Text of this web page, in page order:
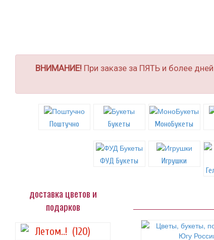
ВНИМАНИЕ! При заказе за ПЯТЬ и более
Поштучно Букеты МоноБукеты
ФУД Букеты
Игрушки
доставка цветов и
подарков
Летом..! (120)